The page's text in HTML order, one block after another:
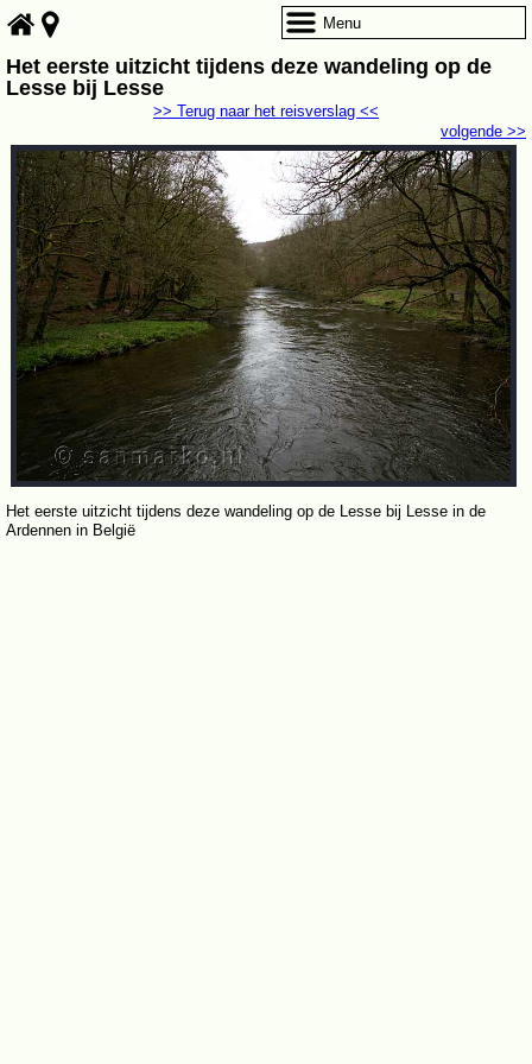
Het eerste uitzicht tijdens deze wandeling op de
Lesse bij Lesse
volgende >>
>> Terug naar het reisverslag <<
Het eerste uitzicht tijdens deze wandeling op de Lesse bij Lesse in de
Ardennen in België
Menu